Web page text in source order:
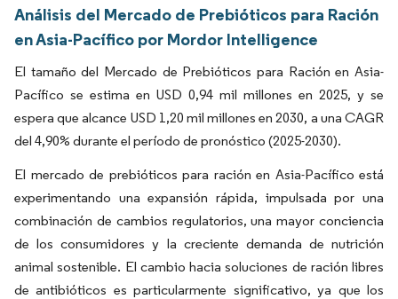
Análisis del Mercado de Prebióticos para Ración
en Asia-Pacífico por Mordor Intelligence
El tamaño del Mercado de Prebióticos para Ración en Asia-
Pacífico se estima en USD 0,94 mil millones en 2025, y se
espera que alcance USD 1,20 mil millones en 2030, a una CAGR
del 4,90% durante el período de pronóstico (2025-2030).
El mercado de prebióticos para ración en Asia-Pacífico está
experimentando una expansión rápida, impulsada por una
combinación de cambios regulatorios, una mayor conciencia
de los consumidores y la creciente demanda de nutrición
animal sostenible. El cambio hacia soluciones de ración libres
de antibióticos es particularmente significativo, ya que los